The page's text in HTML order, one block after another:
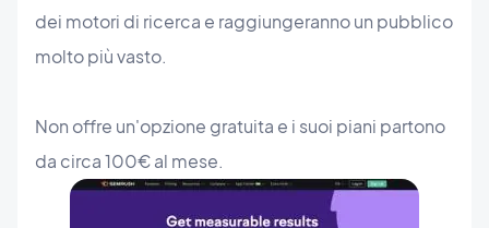
dei motori di ricerca e raggiungeranno un pubblico
molto più vasto.
Non offre un'opzione gratuita e i suoi piani partono
da circa 100€ al mese.